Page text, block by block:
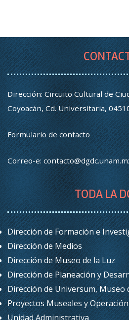
Dirección: Circuito Cultural de
Coyoacán, Cd. Universitaria,
Formulario de contacto
Correo-e:
TODA LA
Dirección de Formación e
Dirección de Medios
Dirección de Museo de la Luz
Dirección de Planeación y
Dirección de Universum, Museo
Proyectos Museales y Operación
Unidad Administrativa